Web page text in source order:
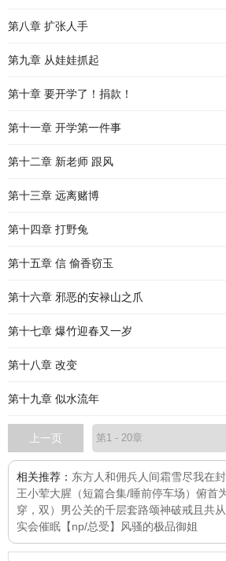
第八章 扩张人手
第九章 从娃娃抓起
第十章 要开学了！捐款！
第十一章 开学第一件事
第十二章 新老师 跟风
第十三章 远离赌博
第十四章 打野兔
第十五章 信 偷香窃玉
第十六章 邪恶的安禄山之爪
第十七章 爆竹迎春又一岁
第十八章 改变
第十九章 似水流年
上一页
相关推荐： 东方人和佣兵人间霜雪尽我在
王小荤大腥（短篇合集/睡前停车场） 俯首
穿，双） 男公关的千层套路颂神破戒 且共
实会催眠【np/总受】
风骚的极品御姐